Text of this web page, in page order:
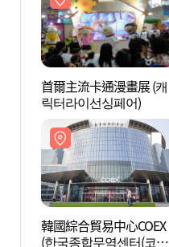
首爾主流卡通漫畫展 (캐
릭터라이선싱페어)
韓國綜合貿易中心COEX
(한국종합무역센터(코엑